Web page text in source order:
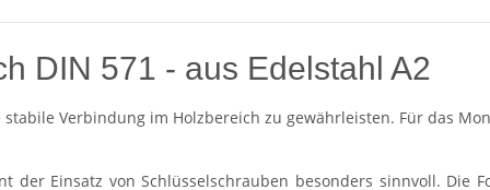
DIN 571 - aus Edelstahl A2
Verbindung im Holzbereich zu gewährleisten. Für das
der Einsatz von Schlüsselschrauben besonders sinnvoll. Die